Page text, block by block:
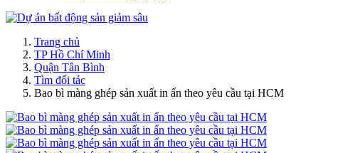
Trang chủ
TP Hồ Chí Minh
Quận Tân Bình
Tìm đối tác
Bao bì màng ghép sản xuất in ấn theo yêu cầu tại HCM